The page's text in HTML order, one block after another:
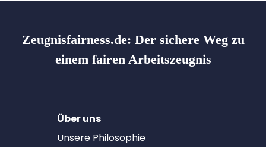
Zeugnisfairness.de: Der sichere Weg zu
einem fairen Arbeitszeugnis
Über uns
Unsere Philosophie